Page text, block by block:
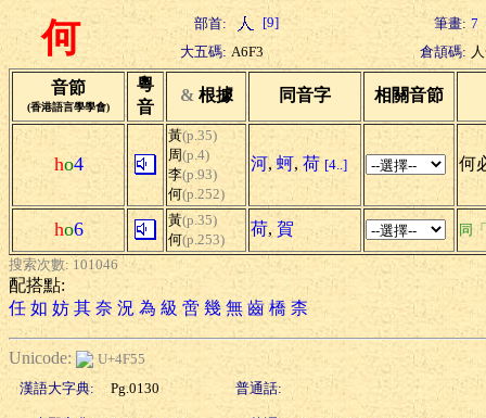
何 部首: [9] 筆畫: 7
大五碼: A6F3 倉頡碼:
音節
(香港語言學學會)
粵
音
& 根據 同音字 相關音節
ho4
黃(p.35)
周(p.4)
李(p.93)
何(p.252)
河, 蚵, 荷 [4..] 何
ho6 黃(p.35)
何(p.253)
荷, 賀 同
搜索次數: 101046
配搭點:
任 如 妨 其 奈 況 為 級 啻 幾 無 齒 橋 柰
Unicode:
U+4F55
漢語大字典:
Pg.0130 普通話: